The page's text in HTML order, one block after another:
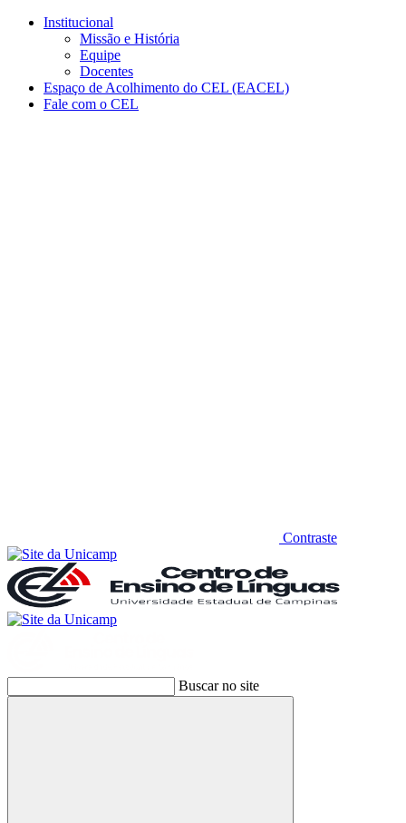
Conteúdo principal
Institucional
Missão e História
Equipe
Docentes
Espaço de Acolhimento do CEL (EACEL)
Fale com o CEL
Contraste
Buscar no site